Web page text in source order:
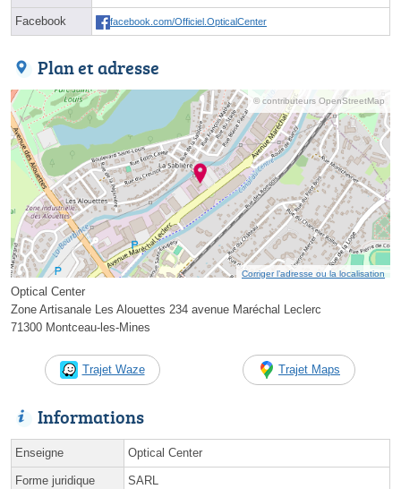
Facebook facebook.com/Officiel.OpticalCenter
Plan et adresse
© contributeurs OpenStreetMap
Corriger l’adresse ou la localisation
Optical Center
Zone Artisanale Les Alouettes 234 avenue Maréchal Leclerc
71300 Montceau-les-Mines
Trajet Waze Trajet Maps
Informations
Enseigne Optical Center
Forme juridique SARL